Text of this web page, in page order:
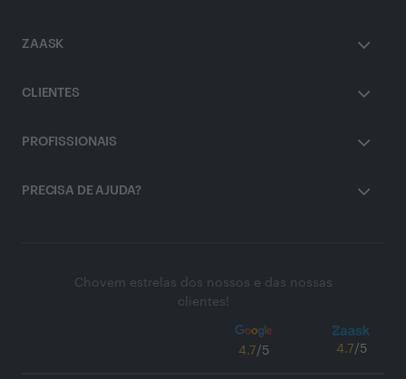
ZAASK
CLIENTES
PROFISSIONAIS
PRECISA DE AJUDA?
Chovem estrelas dos nossos e das nossas
clientes!
4.7/5 4.7/5